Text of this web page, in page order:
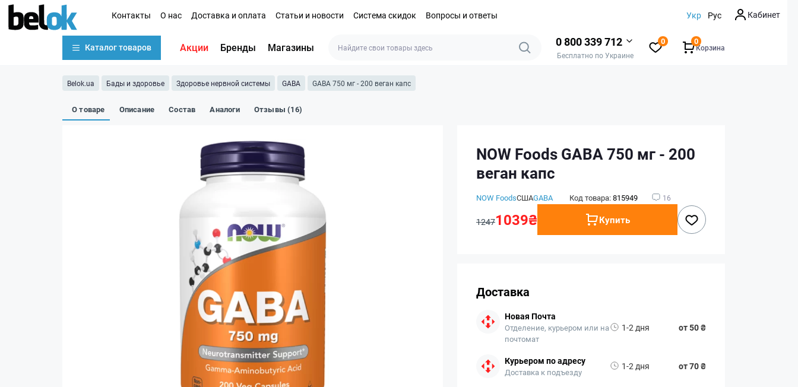
Контакты О нас Доставка и оплата Статьи и новости Система скидок Вопросы и ответы Укр Рус Кабинет
Каталог товаров Акции Бренды Магазины 0 800 339 712
Бесплатно по Украине
0
Корзина
0
Belok.ua Бады и здоровье Здоровье нервной системы GABA GABA 750 мг - 200 веган капс
О товаре Описание Состав Аналоги Отзывы (16)
NOW Foods GABA 750 мг - 200
веган капс
NOW FoodsСШАGABA Код товара:815949 16
12471039₴ Купить
Доставка
Новая Почта
Отделение, курьером или на
почтомат
1-2 дня от 50 ₴
Курьером по адресу
Доставка к подъезду
1-2 дня от 70 ₴